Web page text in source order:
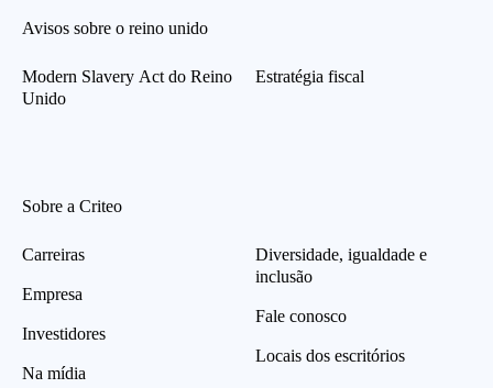
Avisos sobre o reino unido
Modern Slavery Act do Reino
Unido
Estratégia fiscal
Sobre a Criteo
Carreiras
Empresa
Investidores
Na mídia
Diversidade, igualdade e
inclusão
Fale conosco
Locais dos escritórios